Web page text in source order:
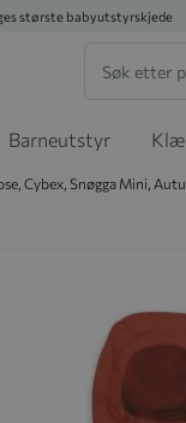
største babyutstyrskjede
Barneutstyr
Cybex, Snøgga Mini,